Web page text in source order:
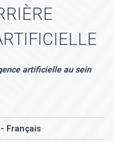
artificielle au sein
Français